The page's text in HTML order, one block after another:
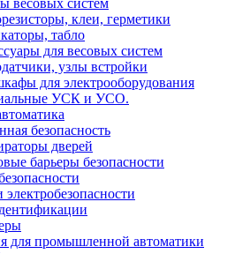
клеи, герметики
табло
для весовых систем
узлы встройки
для электрооборудования
УСК и УСО.
безопасность
дверей
барьеры безопасности
электробезопасности
для промышленной автоматики